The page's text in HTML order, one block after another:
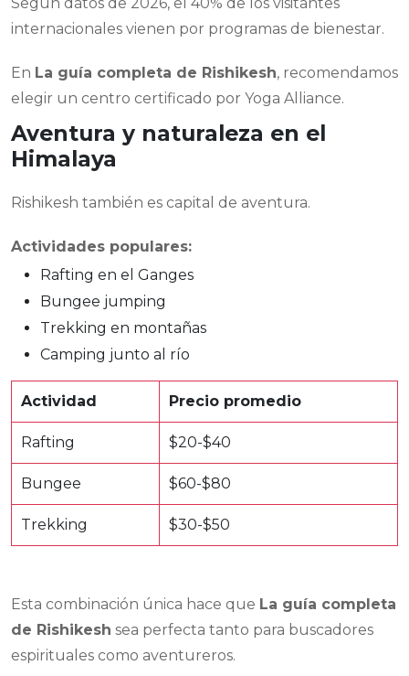
Según datos de 2026, el 40% de los visitantes
internacionales vienen por programas de bienestar.
En La guía completa de Rishikesh, recomendamos
elegir un centro certificado por Yoga Alliance.
Aventura y naturaleza en el
Himalaya
Rishikesh también es capital de aventura.
Actividades populares:
Rafting en el Ganges
Bungee jumping
Trekking en montañas
Camping junto al río
Actividad Precio promedio
Rafting $20-$40
Bungee $60-$80
Trekking $30-$50
Esta combinación única hace que La guía completa
de Rishikesh sea perfecta tanto para buscadores
espirituales como aventureros.